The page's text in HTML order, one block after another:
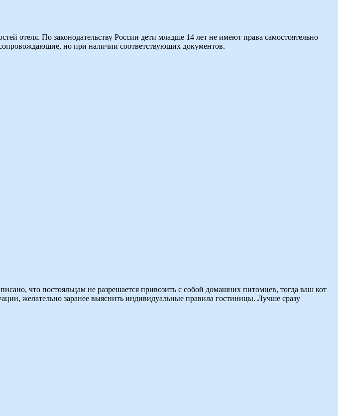
отеля. По законодательству России дети младше 14 лет не имеют права самостоятельно
но при наличии соответствующих документов.
что постояльцам не разрешается привозить с собой домашних питомцев, тогда ваш кот
желательно заранее выяснить индивидуальные правила гостиницы. Лучше сразу